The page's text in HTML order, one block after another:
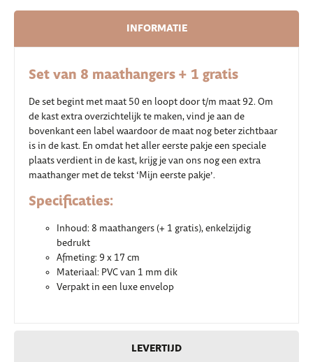
INFORMATIE
LEVERTIJD
Set van 8 maathangers + 1 gratis
De set begint met maat 50 en loopt door t/m maat 92. Om
de kast extra overzichtelijk te maken, vind je aan de
bovenkant een label waardoor de maat nog beter zichtbaar
is in de kast. En omdat het aller eerste pakje een speciale
plaats verdient in de kast, krijg je van ons nog een extra
maathanger met de tekst ‘Mijn eerste pakje’.
Specificaties:
Inhoud: 8 maathangers (+ 1 gratis), enkelzijdig
bedrukt
Afmeting: 9 x 17 cm
Materiaal: PVC van 1 mm dik
Verpakt in een luxe envelop